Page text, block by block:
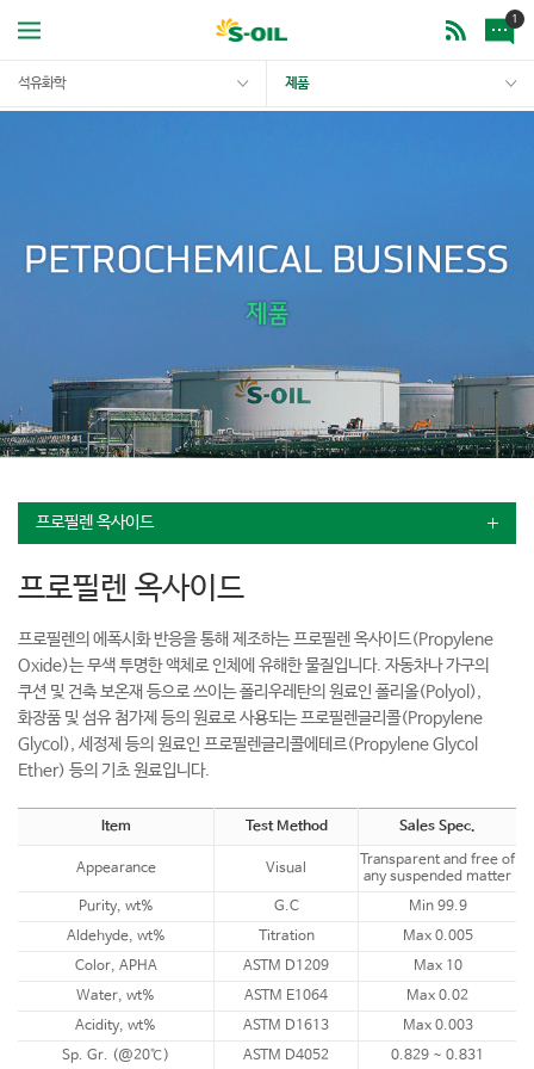
1
석유화학 제품
프로필렌 옥사이드
프로필렌 옥사이드
프로필렌의 에폭시화 반응을 통해 제조하는 프로필렌 옥사이드(Propylene
Oxide)는 무색 투명한 액체로 인체에 유해한 물질입니다. 자동차나 가구의
쿠션 및 건축 보온재 등으로 쓰이는 폴리우레탄의 원료인 폴리올(Polyol),
화장품 및 섬유 첨가제 등의 원료로 사용되는 프로필렌글리콜(Propylene
Glycol), 세정제 등의 원료인 프로필렌글리콜에테르(Propylene Glycol
Ether) 등의 기초 원료입니다.
Item Test Method Sales Spec.
Appearance Visual
Transparent and free of
any suspended matter
Purity, wt%
G.C
Min 99.9
Aldehyde, wt%
Titration
Max 0.005
Color, APHA
ASTM D1209
Max 10
Water, wt%
ASTM E1064
Max 0.02
Acidity, wt%
ASTM D1613
Max 0.003
Sp. Gr. (@20℃)
ASTM D4052 0.829 ~ 0.831